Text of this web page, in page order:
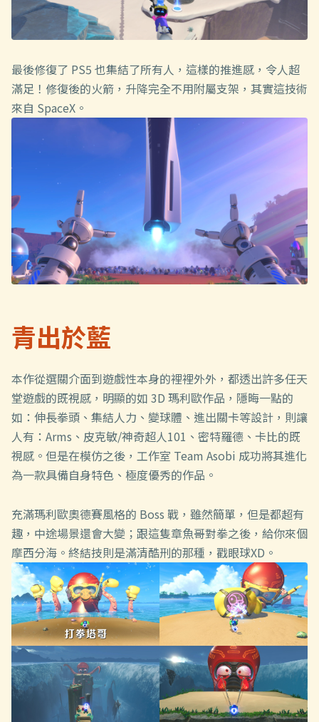
最後修復了 PS5 也集結了所有人，這樣的推進感，令人超
滿足！修復後的火箭，升降完全不用附屬支架，其實這技術
來自 SpaceX。
青出於藍
本作從選關介面到遊戲性本身的裡裡外外，都透出許多任天
堂遊戲的既視感，明顯的如 3D 瑪利歐作品，隱晦一點的
如：伸長拳頭、集結人力、變球體、進出關卡等設計，則讓
人有：Arms、皮克敏/神奇超人101、密特羅德、卡比的既
視感。但是在模仿之後，工作室 Team Asobi 成功將其進化
為一款具備自身特色、極度優秀的作品。
充滿瑪利歐奧德賽風格的 Boss 戰，雖然簡單，但是都超有
趣，中途場景還會大變；跟這隻章魚哥對拳之後，給你來個
摩西分海。終結技則是滿清酷刑的那種，戳眼球XD。